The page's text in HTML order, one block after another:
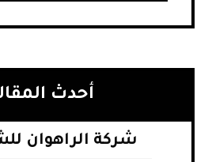
أحدث
شركة الراهوان